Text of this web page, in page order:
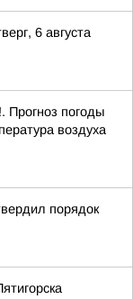
6 августа
Прогноз погоды
воздуха
порядок